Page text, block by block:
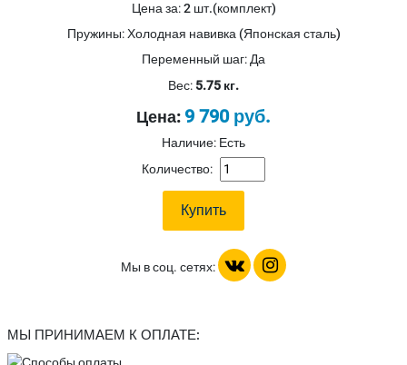
Цена за:2 шт.(комплект)
Пружины:Холодная навивка (Японская сталь)
Переменный шаг: Да
Вес: 5.75 кг.
Цена: 9 790 руб.
Наличие: Есть
Количество:
Мы в соц. сетях:
МЫ ПРИНИМАЕМ К ОПЛАТЕ: